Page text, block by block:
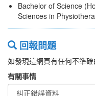
Bachelor of Science
Sciences in
回報問題
如發現這網頁有任何不準
有關事情